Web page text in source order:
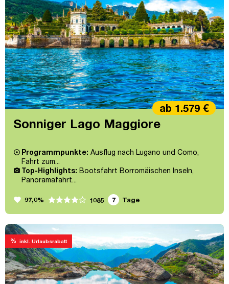
Sonniger Lago Maggiore
Programmpunkte: Ausflug nach Lugano und Como,
Fahrt zum...
Top-Highlights: Bootsfahrt Borromäischen Inseln,
Panoramafahrt...
ab 1.579 €
favorite 97,0% 1085 7 Tage
% inkl. Urlaubsrabatt